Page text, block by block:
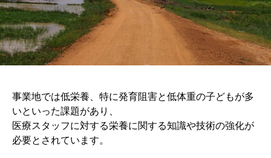
事業地では低栄養、特に発育阻害と低体重の子どもが多
いといった課題があり、
医療スタッフに対する栄養に関する知識や技術の強化が
必要とされています。